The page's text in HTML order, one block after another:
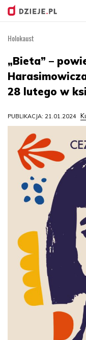
Holokaust
„Bieta” –
28 lutego w
PUBLIKACJA: 21.01.2024